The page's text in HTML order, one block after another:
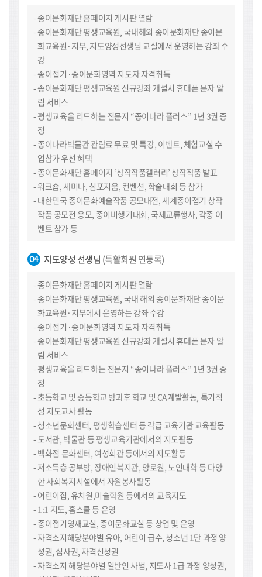
종이문화재단 홈페이지 게시판 열람
종이문화재단 평생교육원, 국내해외 종이문화재단 종이문
화교육원·지부, 지도양성선생님 교실에서 운영하는 강좌 수
강
종이접기·종이문화영역 지도자 자격취득
종이문화재단 평생교육원 신규강좌 개설시 휴대폰 문자 알
림 서비스
평생교육을 리드하는 전문지 “종이나라 플러스” 1년 3권 증
정
종이나라박물관 관람료 무료 및 특강, 이벤트, 체험교실 수
업참가 우선 혜택
종이문화재단 홈페이지 ‘창작작품갤러리’ 창작작품 발표
워크숍, 세미나, 심포지움, 컨벤션, 학술대회 등 참가
대한민국 종이문화예술작품 공모대전, 세계종이접기 창작
작품 공모전 응모, 종이비행기대회, 국제교류행사, 각종 이
벤트 참가 등
지도양성 선생님 (특활회원 연등록)
종이문화재단 홈페이지 게시판 열람
종이문화재단 평생교육원, 국내 해외 종이문화재단 종이문
화교육원·지부에서 운영하는 강좌 수강
종이접기·종이문화영역 지도자 자격취득
종이문화재단 평생교육원 신규강좌 개설시 휴대폰 문자 알
림 서비스
평생교육을 리드하는 전문지 “종이나라 플러스” 1년 3권 증
정
초등학교 및 중등학교 방과후 학교 및 CA계발활동, 특기적
성 지도교사 활동
청소년문화센터, 평생학습센터 등 각급 교육기관 교육활동
도서관, 박물관 등 평생교육기관에서의 지도활동
백화점 문화센터, 여성회관 등에서의 지도활동
저소득층 공부방, 장애인복지관, 양로원, 노인대학 등 다양
한 사회복지시설에서 자원봉사활동
어린이집, 유치원,미술학원 등에서의 교육지도
1:1 지도, 홈스쿨 등 운영
종이접기영재교실, 종이문화교실 등 창업 및 운영
자격소지해당분야별 유아, 어린이 급수, 청소년 1단 과정 양
성권, 심사권, 자격신청권
자격소지 해당분야별 일반인 사범, 지도사 1급 과정 양성권,